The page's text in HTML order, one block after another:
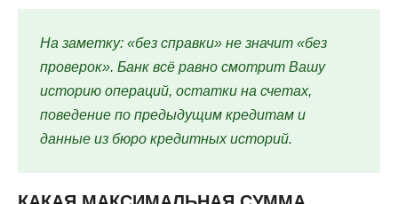
На заметку: «без справки» не значит «без
проверок». Банк всё равно смотрит Вашу
историю операций, остатки на счетах,
поведение по предыдущим кредитам и
данные из бюро кредитных историй.